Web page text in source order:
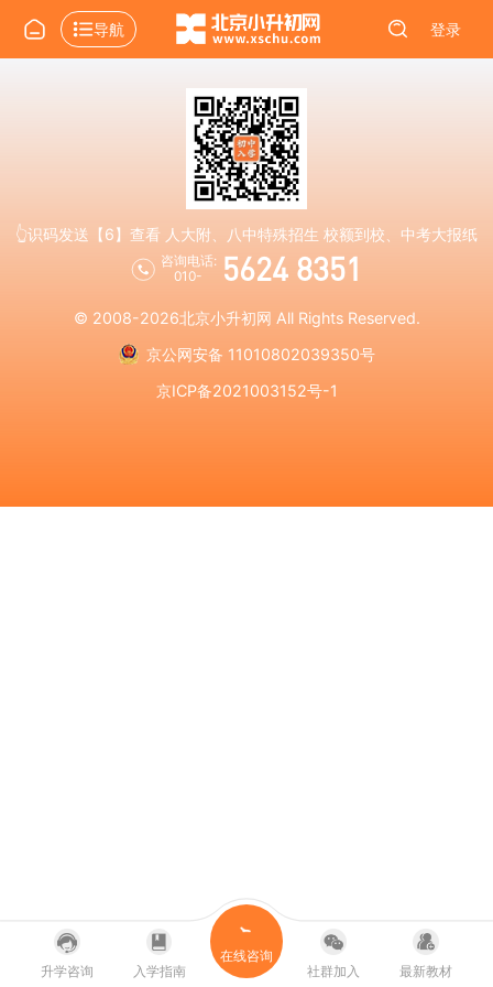
导航 登录
👆识码发送【6】查看 人大附、八中特殊招生 校额到校、中考大报纸
咨询电话:
010-
5624 8351
© 2008-2026北京小升初网 All Rights Reserved.
京公网安备 11010802039350号
京ICP备2021003152号-1
升学咨询 入学指南
在线咨询
社群加入
最新教材